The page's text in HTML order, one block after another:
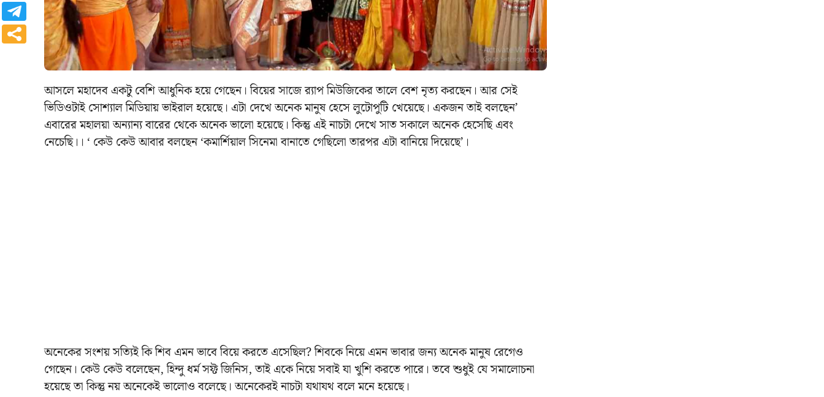
আসলে মহাদেব একটু বেশি আধুনিক হয়ে গেছেন। বিয়ের সাজে ব়্যাপ মিউজিকের তালে বেশ নৃত্য করছেন। আর সেই
ভিডিওটাই সোশ্যাল মিডিয়ায় ভাইরাল হয়েছে। এটা দেখে অনেক মানুষ হেসে লুটোপুটি খেয়েছে। একজন তাই বলছেন’
এবারের মহালয়া অন্যান্য বারের থেকে অনেক ভালো হয়েছে। কিন্তু এই নাচটা দেখে সাত সকালে অনেক হেসেছি এবং
নেচেছি।। ‘ কেউ কেউ আবার বলছেন ‘কমার্শিয়াল সিনেমা বানাতে গেছিলো তারপর এটা বানিয়ে দিয়েছে’।
অনেকের সংশয় সত্যিই কি শিব এমন ভাবে বিয়ে করতে এসেছিল? শিবকে নিয়ে এমন ভাবার জন্য অনেক মানুষ রেগেও
গেছেন। কেউ কেউ বলেছেন, হিন্দু ধর্ম সফ্ট জিনিস, তাই একে নিয়ে সবাই যা খুশি করতে পারে। তবে শুধুই যে সমালোচনা
হয়েছে তা কিন্তু নয় অনেকেই ভালোও বলেছে। অনেকেরই নাচটা যথাযথ বলে মনে হয়েছে।